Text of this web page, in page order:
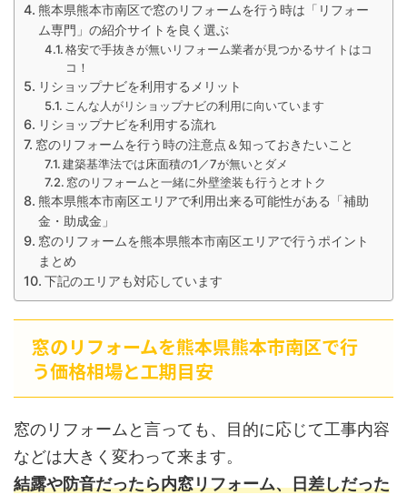
熊本県熊本市南区で窓のリフォームを行う時は「リフォー
ム専門」の紹介サイトを良く選ぶ
格安で手抜きが無いリフォーム業者が見つかるサイトはコ
コ！
リショップナビを利用するメリット
こんな人がリショップナビの利用に向いています
リショップナビを利用する流れ
窓のリフォームを行う時の注意点＆知っておきたいこと
建築基準法では床面積の1／7が無いとダメ
窓のリフォームと一緒に外壁塗装も行うとオトク
熊本県熊本市南区エリアで利用出来る可能性がある「補助
金・助成金」
窓のリフォームを熊本県熊本市南区エリアで行うポイント
まとめ
下記のエリアも対応しています
窓のリフォームを熊本県熊本市南区で行
う価格相場と工期目安
窓のリフォームと言っても、目的に応じて工事内容
などは大きく変わって来ます。
結露や防音だったら内窓リフォーム、日差しだった